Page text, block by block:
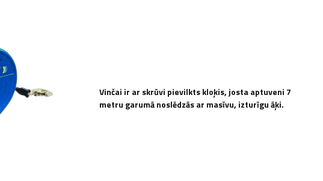
Vinčai ir ar skrūvi pievilkts kloķis, josta aptuveni 7
metru garumā noslēdzās ar masīvu, izturīgu āķi.